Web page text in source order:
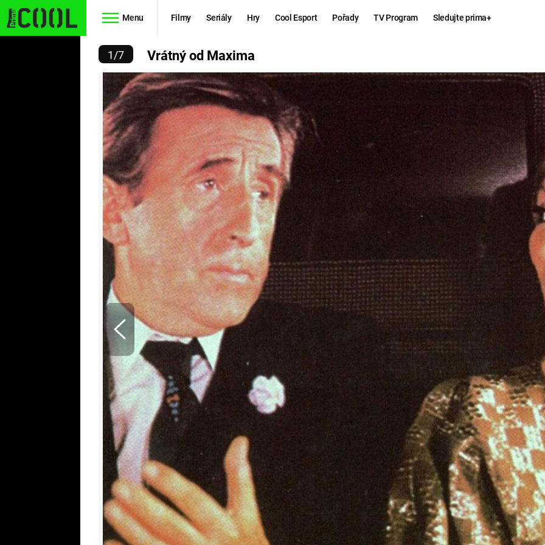
Menu Filmy Seriály Hry Cool Esport Pořady TV Program Sledujte prima+
SIMPSONOVI
FUTURAMA
Filmy
STAR WARS
AVENGERS
RYCHLE A
ZBĚSILE 10
PREDÁTOR
MAFIA
GTA 6
KINGDOM
COME:
DELIVERANCE
ESPORT
Zábava
GALERIE
CHUCK
NORRIS
OD MAXIMA
1/7 Vrátný od Maxima